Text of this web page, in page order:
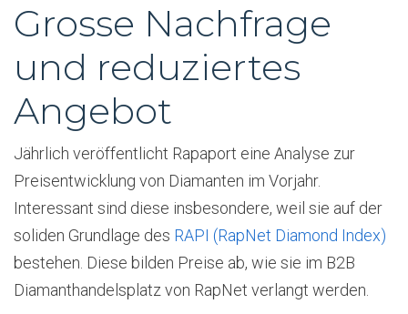
Grosse Nachfrage
und reduziertes
Angebot
Jährlich veröffentlicht Rapaport eine Analyse zur
Preisentwicklung von Diamanten im Vorjahr.
Interessant sind diese insbesondere, weil sie auf der
soliden Grundlage des RAPI (RapNet Diamond Index)
bestehen. Diese bilden Preise ab, wie sie im B2B
Diamanthandelsplatz von RapNet verlangt werden.